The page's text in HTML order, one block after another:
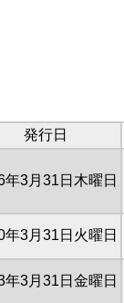
発行日
年3月31日木曜日
年3月31日火曜日
年3月31日金曜日